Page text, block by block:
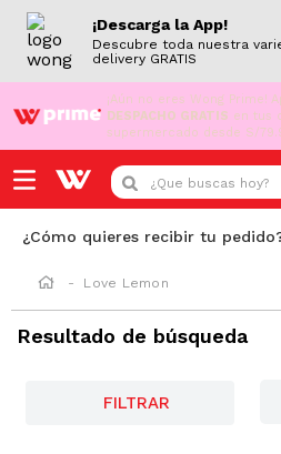
¡Descarga la App!
Descubre toda nuestra
delivery GRATIS
¡Aún no eres Wong Prime!
DESPACHO GRATIS en tus
supermercado desde S/
¿Que buscas hoy?
¿Cómo quieres recibir tu
Love Lemon
Resultado de búsqueda
FILTRAR